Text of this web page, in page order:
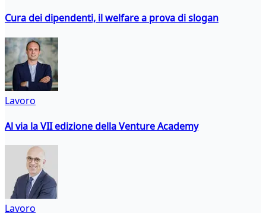
Cura dei dipendenti, il welfare a prova di slogan
Lavoro
Al via la VII edizione della Venture Academy
Lavoro